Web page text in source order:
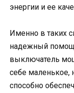
энергии и ее
Именно в таких
надежный
выключатель
себе маленькое,
способно